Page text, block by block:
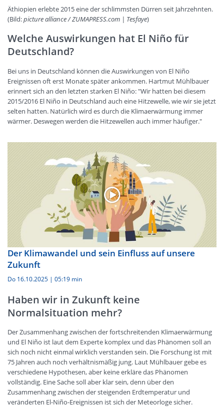
Äthiopien erlebte 2015 eine der schlimmsten Dürren seit Jahrzehnten.
(Bild:picture alliance / ZUMAPRESS.com | Tesfaye)
Welche Auswirkungen hat El Niño für
Deutschland?
Bei uns in Deutschland können die Auswirkungen von El Niño
Ereignissen oft erst Monate später ankommen. Hartmut Mühlbauer
erinnert sich an den letzten starken El Niño: "Wir hatten bei diesem
2015/2016 El Niño in Deutschland auch eine Hitzewelle, wie wir sie jetzt
selten hatten. Natürlich wird es durch die Klimaerwärmung immer
wärmer. Deswegen werden die Hitzewellen auch immer häufiger."
Der Klimawandel und sein Einfluss auf unsere
Zukunft
Do 16.10.2025 | 05:19 min
Haben wir in Zukunft keine
Normalsituation mehr?
Der Zusammenhang zwischen der fortschreitenden Klimaerwärmung
und El Niño ist laut dem Experte komplex und das Phänomen soll an
sich noch nicht einmal wirklich verstanden sein. Die Forschung ist mit
75 Jahren auch noch verhältnismäßig jung. Laut Mühlbauer gebe es
verschiedene Hypothesen, aber keine erkläre das Phänomen
vollständig. Eine Sache soll aber klar sein, denn über den
Zusammenhang zwischen der steigenden Erdtemperatur und
veränderten El-Niño-Ereignissen ist sich der Meteorloge sicher.